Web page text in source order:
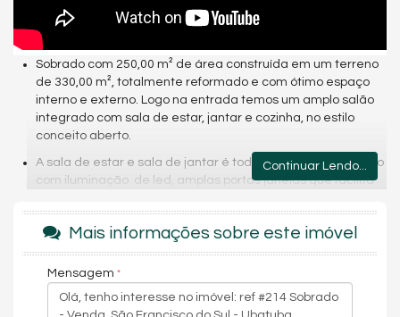
Sobrado com 250,00 m² de área construída em um terreno
de 330,00 m², totalmente reformado e com ótimo espaço
interno e externo. Logo na entrada temos um amplo salão
integrado com sala de estar, jantar e cozinha, no estilo
conceito aberto.
A sala de estar e sala de jantar é toda rebaixada em gesso
com iluminação de led, amplas portas janelas que facilita
tem um ótimo espaço com fácil acesso a parte de trás do
imóvel.
churrasqueira, 02 banheiros social sendo um interno e outro
externo, 01 dormitório, área de serviço e garagem coberta
para 01 carro. O acesso ao piso superior tanto pode ser pela
Continuar Lendo...
Mais informações sobre este imóvel
Mensagem